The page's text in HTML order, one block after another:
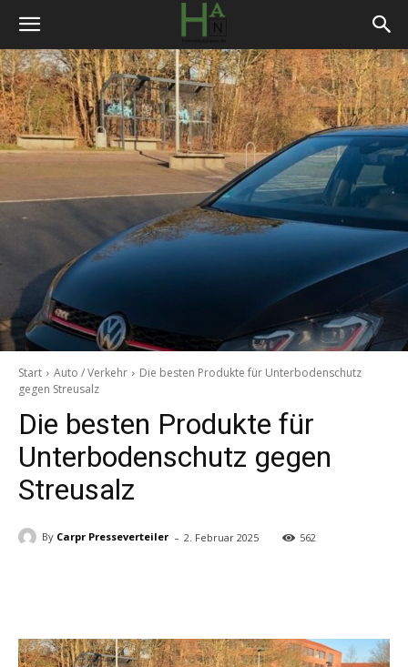
Start Auto / Verkehr
Die besten Produkte für Unterbodenschutz
gegen Streusalz
Die besten Produkte für
Unterbodenschutz gegen
Streusalz
By Carpr Presseverteiler - 2. Februar 2025 562